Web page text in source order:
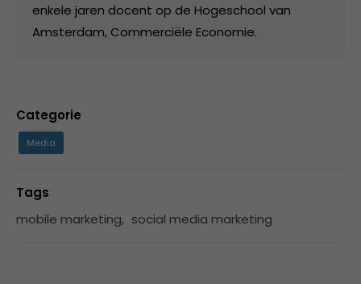
enkele jaren docent op de Hogeschool van
Amsterdam, Commerciële Economie.
Categorie
Media
Tags
mobile marketing, social media marketing